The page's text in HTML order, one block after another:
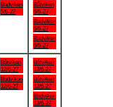
Badviken
5/6-27
Båtviken
6/6-27
Badviken
6/6-27
Badviken
6/6-27
Båtviken
12/6-27
Badviken
12/6-27
Båtviken
13/6-27
Båtviken
13/6-27
Badviken
13/6-27